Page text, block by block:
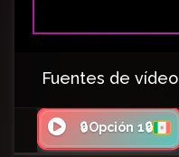
Fuentes de vídeo
🔒Opción 1🔒